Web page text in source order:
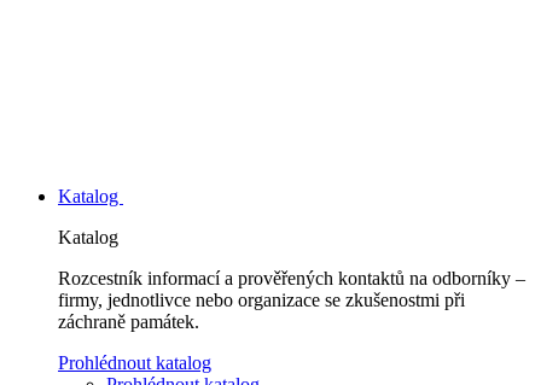
Katalog
Katalog
Rozcestník informací a prověřených kontaktů na odborníky –
firmy, jednotlivce nebo organizace se zkušenostmi při
záchraně památek.
Prohlédnout katalog